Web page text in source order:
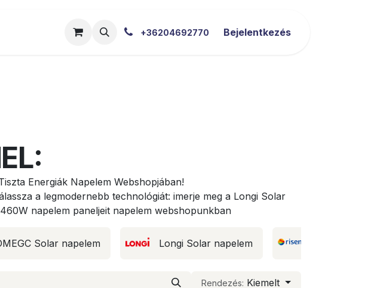
Szakértői Blog Letöltések
+36204692770 Bejelentkezés
Energiák Napelem Webshopjában!
a legmodernebb technológiát: imerje meg a Longi Solar
napelem paneljeit napelem webshopunkban
Solar napelem Longi Solar napelem
Rendezés: Kiemelt